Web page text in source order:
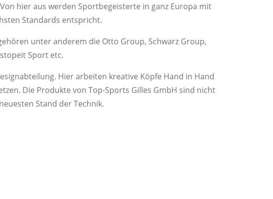
hier aus werden Sportbegeisterte in ganz Europa mit
Standards entspricht.
unter anderem die Otto Group, Schwarz Group,
Sport etc.
Hier arbeiten kreative Köpfe Hand in Hand
Die Produkte von Top-Sports Gilles GmbH sind nicht
Stand der Technik.